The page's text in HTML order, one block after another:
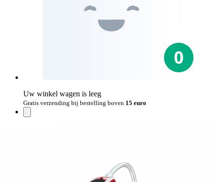
Uw winkel wagen is leeg
Gratis verzending bij bestelling boven 15 euro